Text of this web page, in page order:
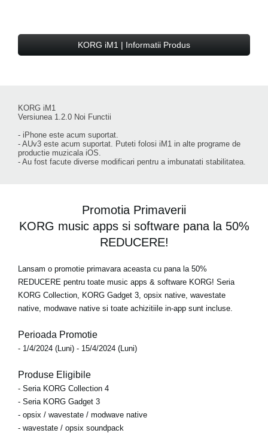
KORG iM1 | Informatii Produs
KORG iM1
Versiunea 1.2.0 Noi Functii
- iPhone este acum suportat.
- AUv3 este acum suportat. Puteti folosi iM1 in alte programe de
productie muzicala iOS.
- Au fost facute diverse modificari pentru a imbunatati stabilitatea.
Promotia Primaverii
KORG music apps si software pana la 50%
REDUCERE!
Lansam o promotie primavara aceasta cu pana la 50%
REDUCERE pentru toate music apps & software KORG! Seria
KORG Collection, KORG Gadget 3, opsix native, wavestate
native, modwave native si toate achizitiile in-app sunt incluse.
Perioada Promotie
- 1/4/2024 (Luni) - 15/4/2024 (Luni)
Produse Eligibile
- Seria KORG Collection 4
- Seria KORG Gadget 3
- opsix / wavestate / modwave native
- wavestate / opsix soundpack